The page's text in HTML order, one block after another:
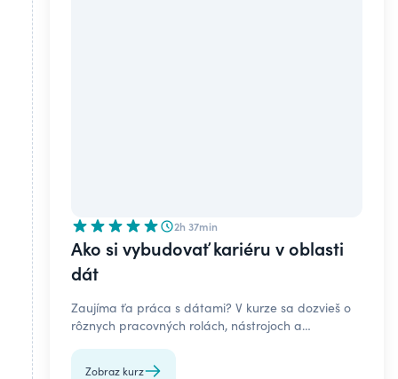
2h 37min
Ako si vybudovať kariéru v oblasti
dát
Zaujíma ťa práca s dátami? V kurze sa dozvieš o
rôznych pracovných rolách, nástrojoch a
fungovanie v dátovom tíme.
Zobraz kurz